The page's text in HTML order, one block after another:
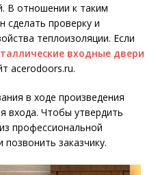
В отношении к таким
сделать проверку и
теплоизоляции. Если
входные двери
acerodoors.ru.
в ходе произведения
входа. Чтобы утвердить
профессиональной
заказчику.